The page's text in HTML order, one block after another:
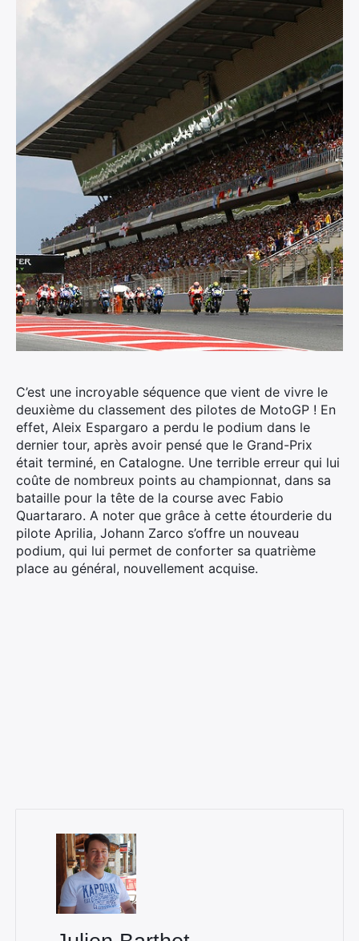
C’est une incroyable séquence que vient de vivre le
deuxième du classement des pilotes de MotoGP ! En
effet, Aleix Espargaro a perdu le podium dans le
dernier tour, après avoir pensé que le Grand-Prix
était terminé, en Catalogne. Une terrible erreur qui lui
coûte de nombreux points au championnat, dans sa
bataille pour la tête de la course avec Fabio
Quartararo. A noter que grâce à cette étourderie du
pilote Aprilia, Johann Zarco s’offre un nouveau
podium, qui lui permet de conforter sa quatrième
place au général, nouvellement acquise.